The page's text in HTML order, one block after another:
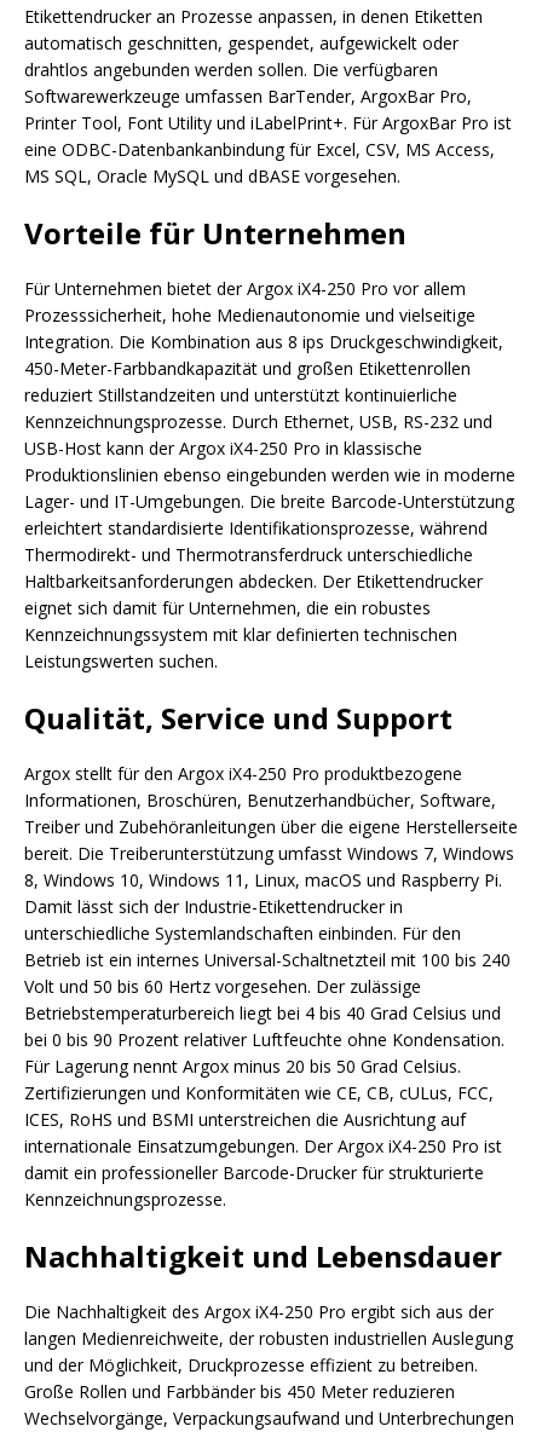
Etikettendrucker an Prozesse anpassen, in denen Etiketten
automatisch geschnitten, gespendet, aufgewickelt oder
drahtlos angebunden werden sollen. Die verfügbaren
Softwarewerkzeuge umfassen BarTender, ArgoxBar Pro,
Printer Tool, Font Utility und iLabelPrint+. Für ArgoxBar Pro ist
eine ODBC-Datenbankanbindung für Excel, CSV, MS Access,
MS SQL, Oracle MySQL und dBASE vorgesehen.
Vorteile für Unternehmen
Für Unternehmen bietet der Argox iX4-250 Pro vor allem
Prozesssicherheit, hohe Medienautonomie und vielseitige
Integration. Die Kombination aus 8 ips Druckgeschwindigkeit,
450-Meter-Farbbandkapazität und großen Etikettenrollen
reduziert Stillstandzeiten und unterstützt kontinuierliche
Kennzeichnungsprozesse. Durch Ethernet, USB, RS-232 und
USB-Host kann der Argox iX4-250 Pro in klassische
Produktionslinien ebenso eingebunden werden wie in moderne
Lager- und IT-Umgebungen. Die breite Barcode-Unterstützung
erleichtert standardisierte Identifikationsprozesse, während
Thermodirekt- und Thermotransferdruck unterschiedliche
Haltbarkeitsanforderungen abdecken. Der Etikettendrucker
eignet sich damit für Unternehmen, die ein robustes
Kennzeichnungssystem mit klar definierten technischen
Leistungswerten suchen.
Qualität, Service und Support
Argox stellt für den Argox iX4-250 Pro produktbezogene
Informationen, Broschüren, Benutzerhandbücher, Software,
Treiber und Zubehöranleitungen über die eigene Herstellerseite
bereit. Die Treiberunterstützung umfasst Windows 7, Windows
8, Windows 10, Windows 11, Linux, macOS und Raspberry Pi.
Damit lässt sich der Industrie-Etikettendrucker in
unterschiedliche Systemlandschaften einbinden. Für den
Betrieb ist ein internes Universal-Schaltnetzteil mit 100 bis 240
Volt und 50 bis 60 Hertz vorgesehen. Der zulässige
Betriebstemperaturbereich liegt bei 4 bis 40 Grad Celsius und
bei 0 bis 90 Prozent relativer Luftfeuchte ohne Kondensation.
Für Lagerung nennt Argox minus 20 bis 50 Grad Celsius.
Zertifizierungen und Konformitäten wie CE, CB, cULus, FCC,
ICES, RoHS und BSMI unterstreichen die Ausrichtung auf
internationale Einsatzumgebungen. Der Argox iX4-250 Pro ist
damit ein professioneller Barcode-Drucker für strukturierte
Kennzeichnungsprozesse.
Nachhaltigkeit und Lebensdauer
Die Nachhaltigkeit des Argox iX4-250 Pro ergibt sich aus der
langen Medienreichweite, der robusten industriellen Auslegung
und der Möglichkeit, Druckprozesse effizient zu betreiben.
Große Rollen und Farbbänder bis 450 Meter reduzieren
Wechselvorgänge, Verpackungsaufwand und Unterbrechungen